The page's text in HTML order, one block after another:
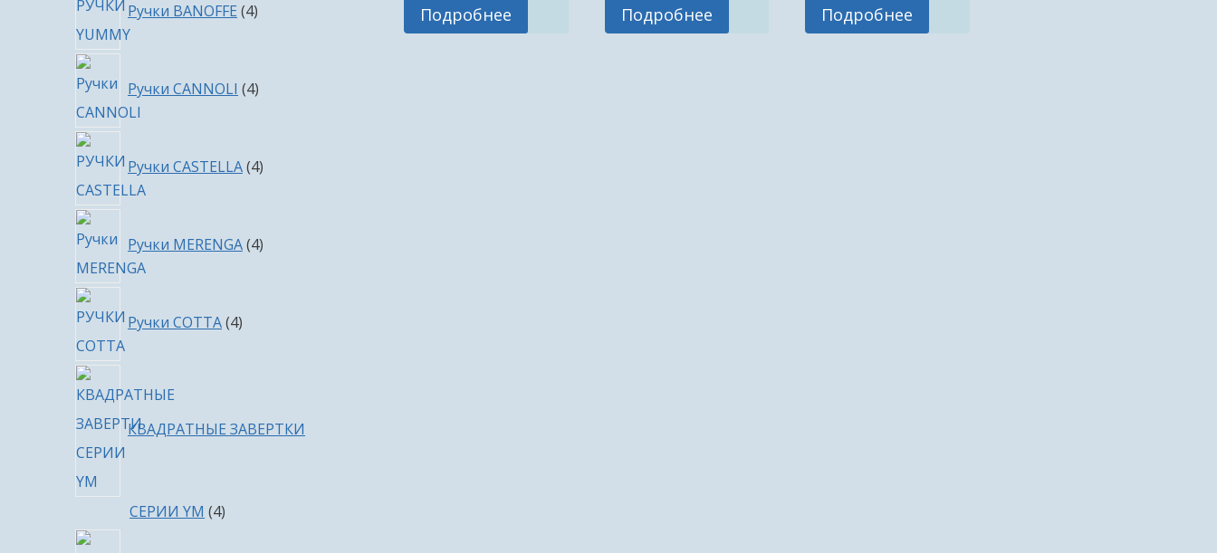
Подробнее
Подробнее
Подробнее
Ручки BANOFFE 4товара
Ручки CANNOLI 4товара
Ручки CASTELLA 4товара
Ручки MERENGA 4товара
Ручки COTTA 4товара
КВАДРАТНЫЕ ЗАВЕРТКИ
СЕРИИ YM 44